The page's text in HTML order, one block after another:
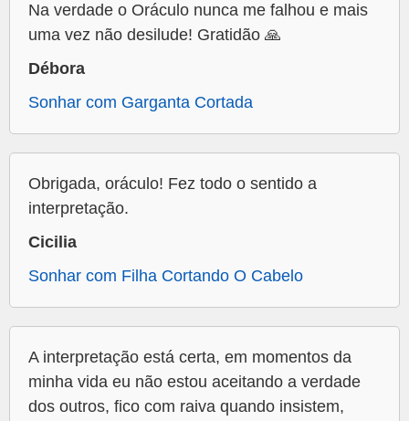
Na verdade o Oráculo nunca me falhou e mais
uma vez não desilude! Gratidão 🙏
Débora
Sonhar com Garganta Cortada
Obrigada, oráculo! Fez todo o sentido a
interpretação.
Cicilia
Sonhar com Filha Cortando O Cabelo
A interpretação está certa, em momentos da
minha vida eu não estou aceitando a verdade
dos outros, fico com raiva quando insistem,